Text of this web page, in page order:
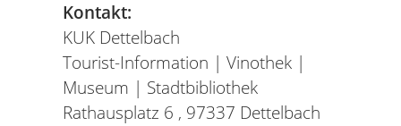
Kontakt:
KUK Dettelbach
Tourist-Information | Vinothek |
Museum | Stadtbibliothek
Rathausplatz 6 , 97337 Dettelbach